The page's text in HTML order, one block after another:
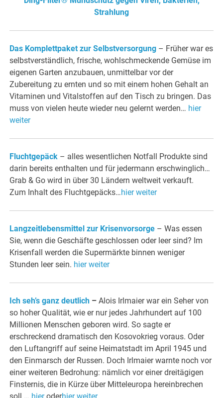
Strahlung
Das Komplettpaket zur Selbstversorgung – Früher war es
selbstverständlich, frische, wohlschmeckende Gemüse im
eigenen Garten anzubauen, unmittelbar vor der
Zubereitung zu ernten und so mit einem hohen Gehalt an
Vitaminen und Vitalstoffen auf den Tisch zu bringen. Das
muss von vielen heute wieder neu gelernt werden… hier
weiter
Fluchtgepäck – alles wesentlichen Notfall Produkte sind
darin bereits enthalten und für jedermann erschwinglich…
Grab & Go wird in über 30 Ländern weltweit verkauft.
Zum Inhalt des Fluchtgepäcks…hier weiter
Langzeitlebensmittel zur Krisenvorsorge – Was essen
Sie, wenn die Geschäfte geschlossen oder leer sind? Im
Krisenfall werden die Supermärkte binnen weniger
Stunden leer sein. hier weiter
Ich seh’s ganz deutlich –Alois Irlmaier war ein Seher von
so hoher Qualität, wie er nur jedes Jahrhundert auf 100
Millionen Menschen geboren wird. So sagte er
erschreckend dramatisch den Kosovokrieg voraus. Oder
den Luftangriff auf seine Heimatstadt im April 1945 und
den Einmarsch der Russen. Doch Irlmaier warnte noch vor
einer weiteren Bedrohung: nämlich vor einer dreitägigen
Finsternis, die in Kürze über Mitteleuropa hereinbrechen